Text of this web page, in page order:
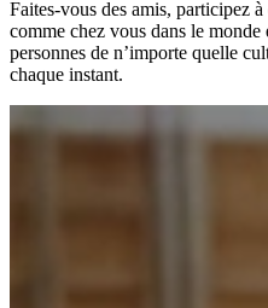
Faites-vous des amis, participez
comme chez vous dans le
personnes de n’importe quelle
chaque instant.